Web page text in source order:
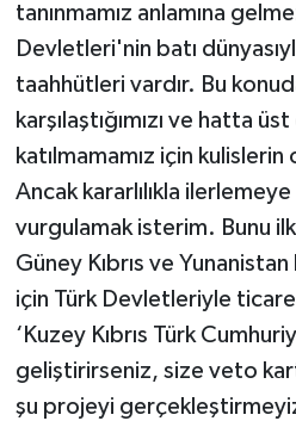
tanınmamız anlamına
Devletleri'nin batı
taahhütleri vardır. Bu
karşılaştığımızı ve hatta
katılmamamız için
Ancak kararlılıkla
vurgulamak isterim. Bunu ilk
Güney Kıbrıs ve
için Türk Devletleriyle
‘Kuzey Kıbrıs Türk
geliştirirseniz, size veto
şu projeyi